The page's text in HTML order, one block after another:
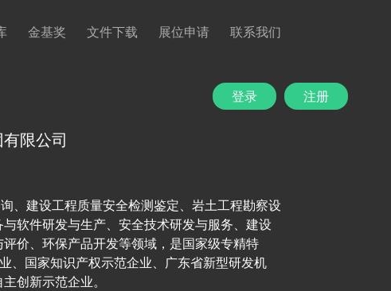
金基奖 文件下载 展位申请 联系我们
登录 注册
限公司
、建设工程质量安全检测鉴定、岩土工程勘察设
软件研发与生产、安全技术研发与服务、建设
价、环保产品开发等领域，是国家级专精特
、国家知识产权示范企业、广东省新型研发机
创新示范企业。